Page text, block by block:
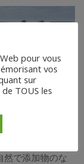
全独立の家族経
然で添加物のな
pour vous
vos
sur
TOUS les